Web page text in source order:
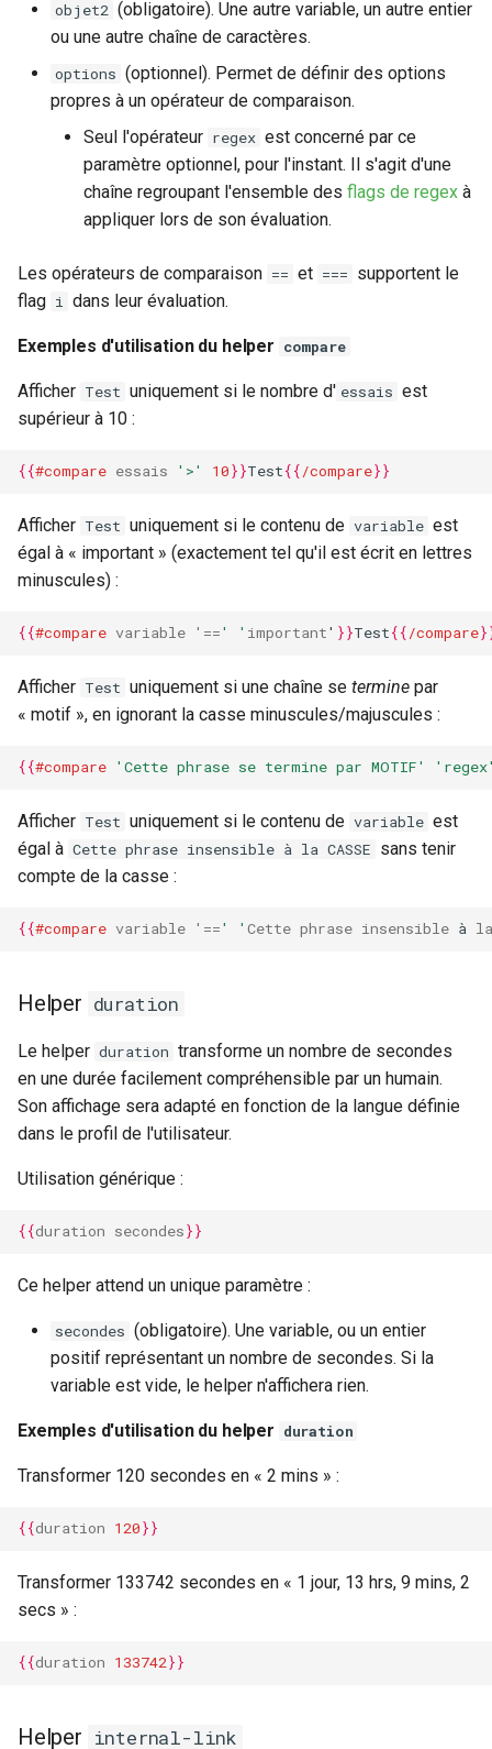
Helper capitalize
Exemple d'utilisation du
helper capitalize
Helper capitalize-all
Exemple d'utilisation du
helper capitalize-all
Helper replace
Exemple d'utilisation du
Helper tags
Exemple d'utilisation du
Helper map
helper map
Helper links
helper copy
Helper json
Exemple d'utilisation du
objet2 (obligatoire). Une autre variable, un autre entier
ou une autre chaîne de caractères.
options (optionnel). Permet de définir des options
propres à un opérateur de comparaison.
Seul l'opérateur regex est concerné par ce
paramètre optionnel, pour l'instant. Il s'agit d'une
chaîne regroupant l'ensemble des flags de regex à
appliquer lors de son évaluation.
Les opérateurs de comparaison == et === supportent le
flag i dans leur évaluation.
Exemples d'utilisation du helper compare
Afficher Test uniquement si le nombre d' essais est
supérieur à 10 :
{{#compare essais '>' 10}}Test{{/compare}}
Afficher Test uniquement si le contenu de variable est
égal à « important » (exactement tel qu'il est écrit en lettres
minuscules) :
{{#compare variable '==' ' important' }}Test{{/compare
Afficher Test uniquement si une chaîne se termine par
« motif », en ignorant la casse minuscules/majuscules :
{{#compare 'Cette phrase se termine par MOTIF'
Afficher Test uniquement si le contenu de variable est
égal à Cette phrase insensible à la CASSE sans tenir
compte de la casse :
{{#compare variable '==' ' Cette phrase insensible à la
Helper duration
Le helper duration transforme un nombre de secondes
en une durée facilement compréhensible par un humain.
Son affichage sera adapté en fonction de la langue définie
dans le profil de l'utilisateur.
Utilisation générique :
{{duration secondes}}
Ce helper attend un unique paramètre :
secondes (obligatoire). Une variable, ou un entier
positif représentant un nombre de secondes. Si la
variable est vide, le helper n'affichera rien.
Exemples d'utilisation du helper duration
Transformer 120 secondes en « 2 mins » :
{{duration 120}}
Transformer 133742 secondes en « 1 jour, 13 hrs, 9 mins, 2
secs » :
{{duration 133742}}
Helper internal-link